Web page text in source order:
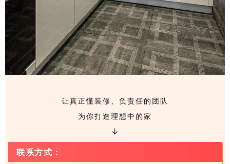
让真正懂装修、负责任的团队
为你打造理想中的家
↓
联系方式：